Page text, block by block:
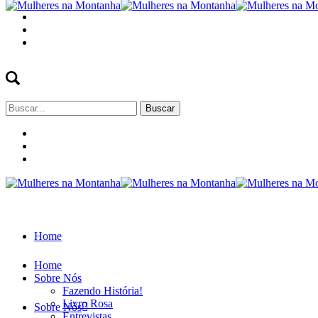
Buscar
por:
Home
Sobre Nós
Home
Sobre Nós
Fazendo História!
Livro Rosa